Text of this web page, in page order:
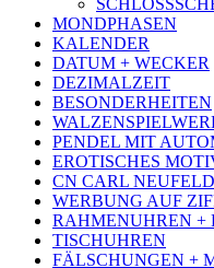
MONDPHASEN
KALENDER
DATUM + WECKER
DEZIMALZEIT
BESONDERHEITEN
PENDEL MIT
EROTISCHES
CN CARL NEUFELD
WERBUNG AUF
RAHMENUHREN +
TISCHUHREN
FÄLSCHUNGEN +